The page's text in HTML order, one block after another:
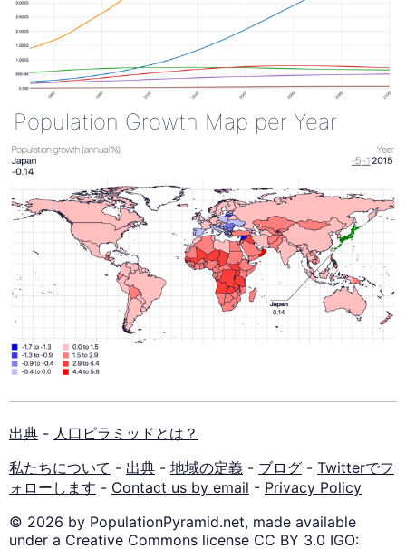
Population Growth Map per Year
出典 - 人口ピラミッドとは？
私たちについて - 出典 - 地域の定義 - ブログ - Twitterでフ
ォローします - Contact us by email - Privacy Policy
© 2026 by PopulationPyramid.net, made available
under a Creative Commons license CC BY 3.0 IGO: